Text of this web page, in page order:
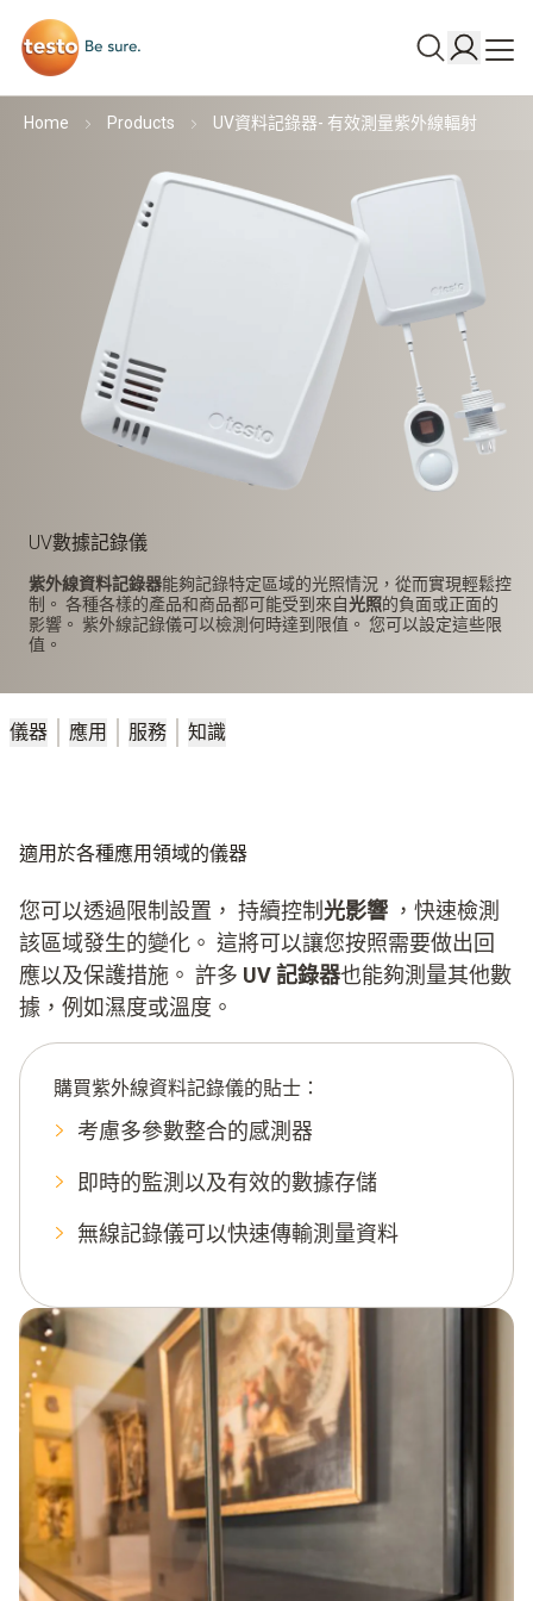
Home Products UV資料記錄器- 有效測量紫外線輻射
UV數據記錄儀
紫外線資料記錄器能夠記錄特定區域的光照情況，從而實現輕鬆控
制。 各種各樣的產品和商品都可能受到來自光照的負面或正面的
影響。 紫外線記錄儀可以檢測何時達到限值。 您可以設定這些限
值。
儀器 應用 服務 知識
適用於各種應用領域的儀器
您可以透過限制設置， 持續控制 光影響 ，快速檢測
該區域發生的變化。 這將可以讓您按照需要做出回
應以及保護措施。 許多 UV 記錄器也能夠測量其他數
據，例如濕度或溫度。
購買紫外線資料記錄儀的貼士：
考慮多參數整合的感測器
即時的監測以及有效的數據存儲
無線記錄儀可以快速傳輸測量資料